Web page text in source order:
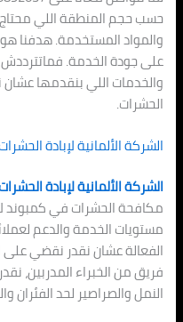
حسب حجم المنطقة اللي محتاج
والمواد المستخدمة. هدفنا
على جودة الخدمة. فماتترددش
والخدمات اللي بنقدمها
الحشرات.
الشركة الألمانية لإبادة
الشركة الألمانية لإبادة
مكافحة الحشرات في كمبوند
مستويات الخدمة والدعم
الفعالة عشان نقدر نقضي
فريق من الخبراء المدربين،
النمل والصراصير لحد الفئران